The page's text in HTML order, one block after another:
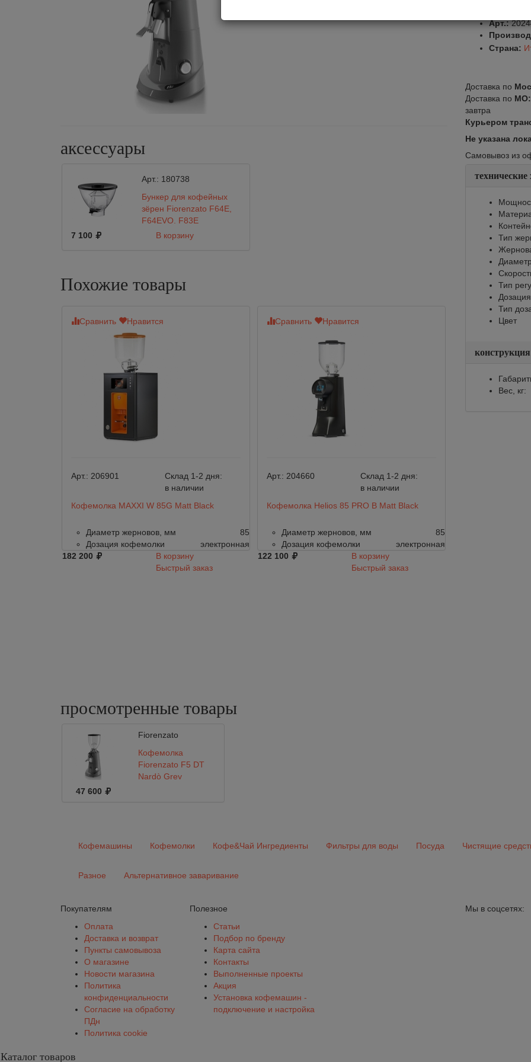
аксессуары
Арт.: 180738
Бункер для кофейных
зёрен Fiorenzato F64E,
F64EVO, F83E
7 100
В корзину
Похожие товары
Сравнить Нравится
Арт.: 206901
Склад 1-2 дня:
в наличии
Кофемолка MAXXI W 85G Matt Black
Диаметр жерновов, мм
85
Дозация кофемолки
электронная
182 200
В корзину
Быстрый заказ
Сравнить Нравится
Арт.: 204660
Склад 1-2 дня:
в наличии
Кофемолка Helios 85 PRO B Matt Black
Диаметр жерновов, мм
85
Дозация кофемолки
электронная
122 100
В корзину
Быстрый заказ
Сравнить
Арт.:
Страна:
Доставка по
Доставка по МО:
завтра
Курьером
Не указана
Самовывоз из
Тип
Тип
Тип
Цвет
конструкция
Вес, кг:
просмотренные товары
Fiorenzato
Кофемолка
Fiorenzato F5 DT
Nardò Grey
47 600
Кофемашины Кофемолки Кофе&Чай Ингредиенты Фильтры для воды Посуда Чистящие
Разное Альтернативное заваривание
Покупателям
Оплата
Доставка и возврат
Пункты самовывоза
О магазине
Новости магазина
Политика
конфиденциальности
Согласие на обработку
ПДн
Политика cookie
Полезное
Статьи
Подбор по бренду
Карта сайта
Контакты
Выполненные проекты
Акция
Установка кофемашин -
подключение и настройка
Мы в соцсетях:
Каталог товаров